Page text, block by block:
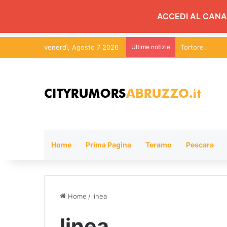
ACCEDI AL
venerdì, Agosto 7 2026 Ultime notizie Tortoreto,
Home Prima Pagina Teramo Pescara
Home / linea